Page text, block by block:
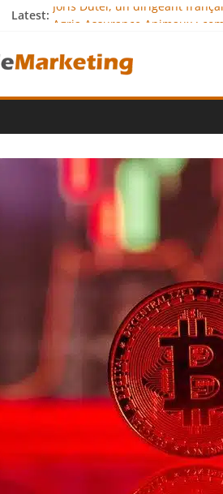
Latest: Joris Dutel, un dirigeant
JCA Academy : l’excellence
Denis Bouclon : la diplomatie